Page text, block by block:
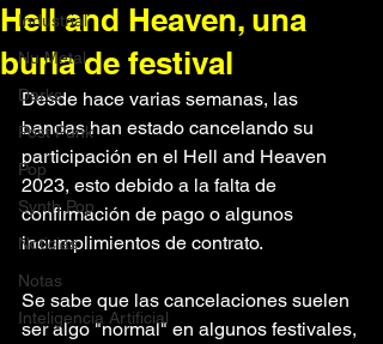
Industrial
Nu Metal
Darks
Post Punk
Pop
Synth Pop
Noticias
Notas
Inteligencia Artificial
Hell and Heaven, una
burla de festival
Desde hace varias semanas, las
bandas han estado cancelando su
participación en el Hell and Heaven
2023, esto debido a la falta de
confirmación de pago o algunos
incumplimientos de contrato.
Se sabe que las cancelaciones suelen
ser algo "normal" en algunos festivales,